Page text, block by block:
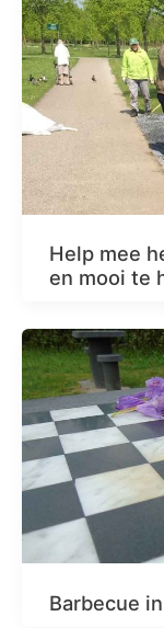
Help mee
en mooi te
Barbecue